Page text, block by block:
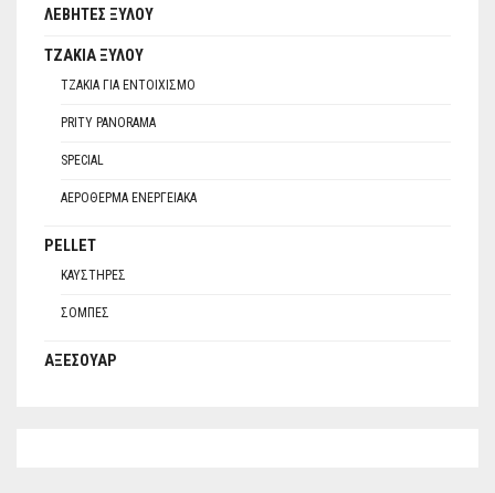
ΛΈΒΗΤΕΣ ΞΎΛΟΥ
ΤΖΆΚΙΑ ΞΎΛΟΥ
ΤΖΆΚΙΑ ΓΙΑ ΕΝΤΟΙΧΙΣΜΌ
PRITY PANORAMA
SPECIAL
ΑΕΡΌΘΕΡΜΑ ΕΝΕΡΓΕΙΑΚΆ
PELLET
ΚΑΥΣΤΉΡΕΣ
ΣΌΜΠΕΣ
ΑΞΕΣΟΥΆΡ